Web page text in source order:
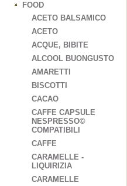
FOOD
ACETO BALSAMICO
ACETO
ACQUE, BIBITE
ALCOOL BUONGUSTO
AMARETTI
BISCOTTI
CACAO
CAFFE CAPSULE
NESPRESSO©
COMPATIBILI
CAFFE
CARAMELLE -
LIQUIRIZIA
CARAMELLE